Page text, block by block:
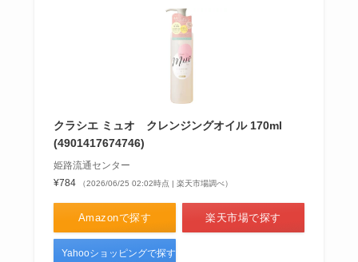
クラシエ ミュオ クレンジングオイル 170ml
(4901417674746)
姫路流通センター
¥784
（2026/06/25 02:02時点 | 楽天市場調べ）
Amazonで探す 楽天市場で探す
Yahooショッピングで探す